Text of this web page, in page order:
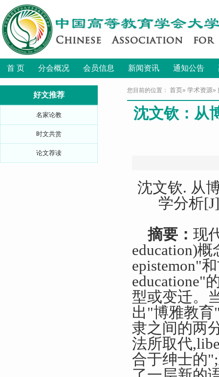
首 页 分会概况 会员信息 新闻资讯 通知公告
好文推荐
名家论教
时文共赏
论文荐读
您目前的位置： 首页» 学术资源»
沈文钦：从
沈文钦. 从
学分析
摘要： 现
education)
epistemon"
educatione"
型或变迁。
出"博雅教育
隶之间的两
法所取代
合于绅士的